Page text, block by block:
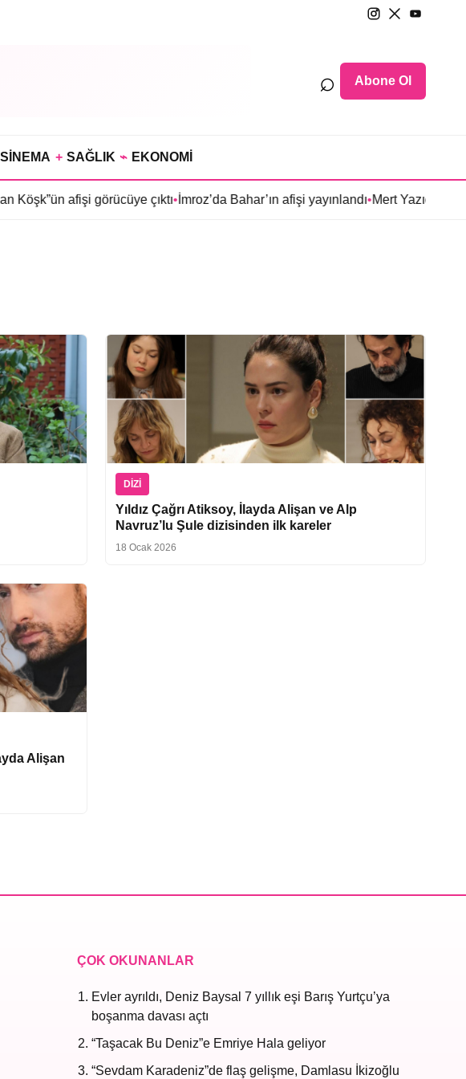
⌕ Abone Ol
SİNEMA + SAĞLIK ⌁ EKONOMİ
afişi görücüye çıktı•İmroz’da Bahar’ın afişi yayınlandı•Mert
DIZI
Yıldız Çağrı Atiksoy, İlayda Alişan ve Alp
Navruz’lu Şule dizisinden ilk kareler
18 Ocak 2026
Alişan
ÇOK OKUNANLAR
Evler ayrıldı, Deniz Baysal 7 yıllık eşi Barış Yurtçu’ya
boşanma davası açtı
“Taşacak Bu Deniz”e Emriye Hala geliyor
“Sevdam Karadeniz”de flaş gelişme, Damlasu İkizoğlu